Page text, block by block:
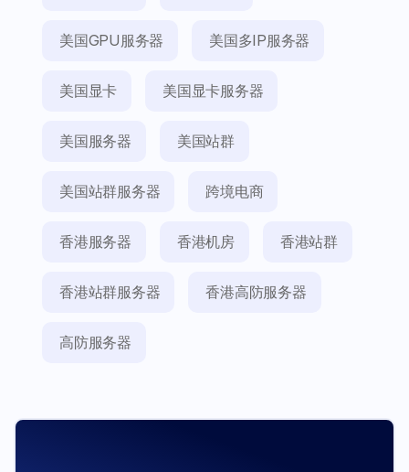
美国GPU服务器 美国多IP服务器
美国显卡 美国显卡服务器
美国服务器 美国站群
美国站群服务器 跨境电商
香港服务器 香港机房 香港站群
香港站群服务器 香港高防服务器
高防服务器